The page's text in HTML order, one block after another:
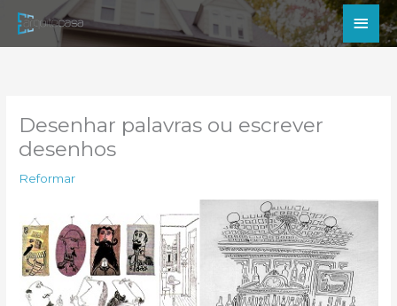
para
Desenhar palavras ou escrever
desenhos
Reformar